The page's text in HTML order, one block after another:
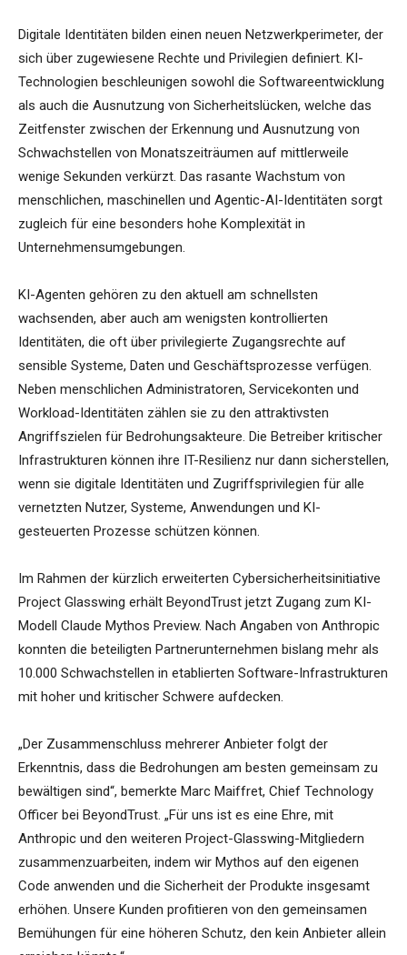
Digitale Identitäten bilden einen neuen Netzwerkperimeter, der
sich über zugewiesene Rechte und Privilegien definiert. KI-
Technologien beschleunigen sowohl die Softwareentwicklung
als auch die Ausnutzung von Sicherheitslücken, welche das
Zeitfenster zwischen der Erkennung und Ausnutzung von
Schwachstellen von Monatszeiträumen auf mittlerweile
wenige Sekunden verkürzt. Das rasante Wachstum von
menschlichen, maschinellen und Agentic-AI-Identitäten sorgt
zugleich für eine besonders hohe Komplexität in
Unternehmensumgebungen.
KI-Agenten gehören zu den aktuell am schnellsten
wachsenden, aber auch am wenigsten kontrollierten
Identitäten, die oft über privilegierte Zugangsrechte auf
sensible Systeme, Daten und Geschäftsprozesse verfügen.
Neben menschlichen Administratoren, Servicekonten und
Workload-Identitäten zählen sie zu den attraktivsten
Angriffszielen für Bedrohungsakteure. Die Betreiber kritischer
Infrastrukturen können ihre IT-Resilienz nur dann sicherstellen,
wenn sie digitale Identitäten und Zugriffsprivilegien für alle
vernetzten Nutzer, Systeme, Anwendungen und KI-
gesteuerten Prozesse schützen können.
Im Rahmen der kürzlich erweiterten Cybersicherheitsinitiative
Project Glasswing erhält BeyondTrust jetzt Zugang zum KI-
Modell Claude Mythos Preview. Nach Angaben von Anthropic
konnten die beteiligten Partnerunternehmen bislang mehr als
10.000 Schwachstellen in etablierten Software-Infrastrukturen
mit hoher und kritischer Schwere aufdecken.
„Der Zusammenschluss mehrerer Anbieter folgt der
Erkenntnis, dass die Bedrohungen am besten gemeinsam zu
bewältigen sind“, bemerkte Marc Maiffret, Chief Technology
Officer bei BeyondTrust. „Für uns ist es eine Ehre, mit
Anthropic und den weiteren Project-Glasswing-Mitgliedern
zusammenzuarbeiten, indem wir Mythos auf den eigenen
Code anwenden und die Sicherheit der Produkte insgesamt
erhöhen. Unsere Kunden profitieren von den gemeinsamen
Bemühungen für eine höheren Schutz, den kein Anbieter allein